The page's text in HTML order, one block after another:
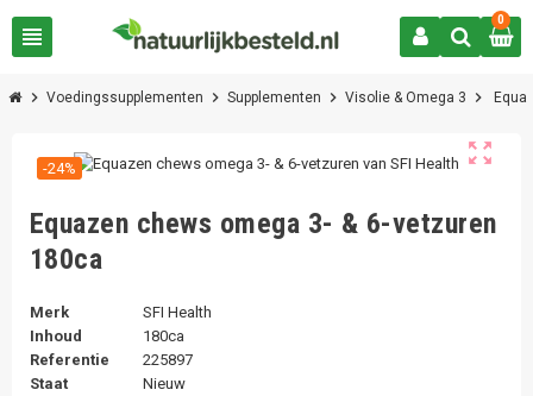
view_headline
0
chevron_right Voedingssupplementen chevron_right Supplementen chevron_right Visolie & Omega 3 chevron_right
zoom_out_map
-24%
Equazen chews omega 3- & 6-vetzuren
180ca
Merk
SFI Health
Inhoud
180ca
Referentie
225897
Staat
Nieuw